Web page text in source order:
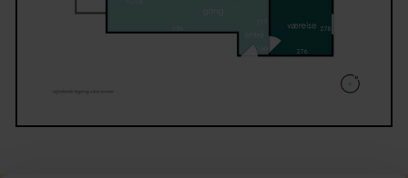
Samtidig er Aarhus C, Åen og byens mange
blot en kort gå- eller cykeltur væk, hvilket gør